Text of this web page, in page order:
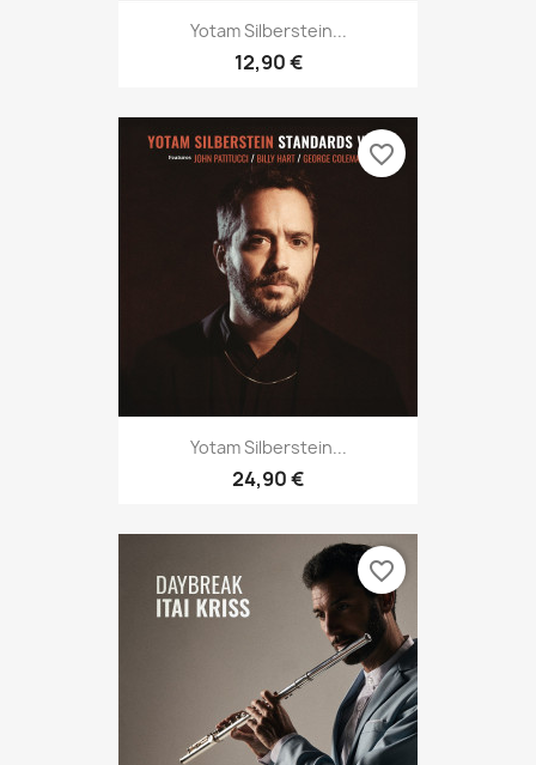
Yotam Silberstein...
12,90 €
Yotam Silberstein...
24,90 €
favorite_border
favorite_border